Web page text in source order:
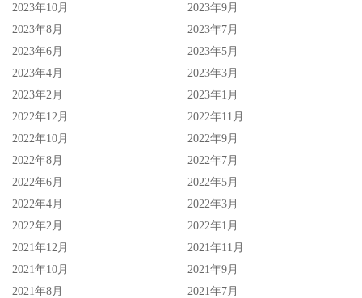
2023年10月
2023年9月
2023年8月
2023年7月
2023年6月
2023年5月
2023年4月
2023年3月
2023年2月
2023年1月
2022年12月
2022年11月
2022年10月
2022年9月
2022年8月
2022年7月
2022年6月
2022年5月
2022年4月
2022年3月
2022年2月
2022年1月
2021年12月
2021年11月
2021年10月
2021年9月
2021年8月
2021年7月